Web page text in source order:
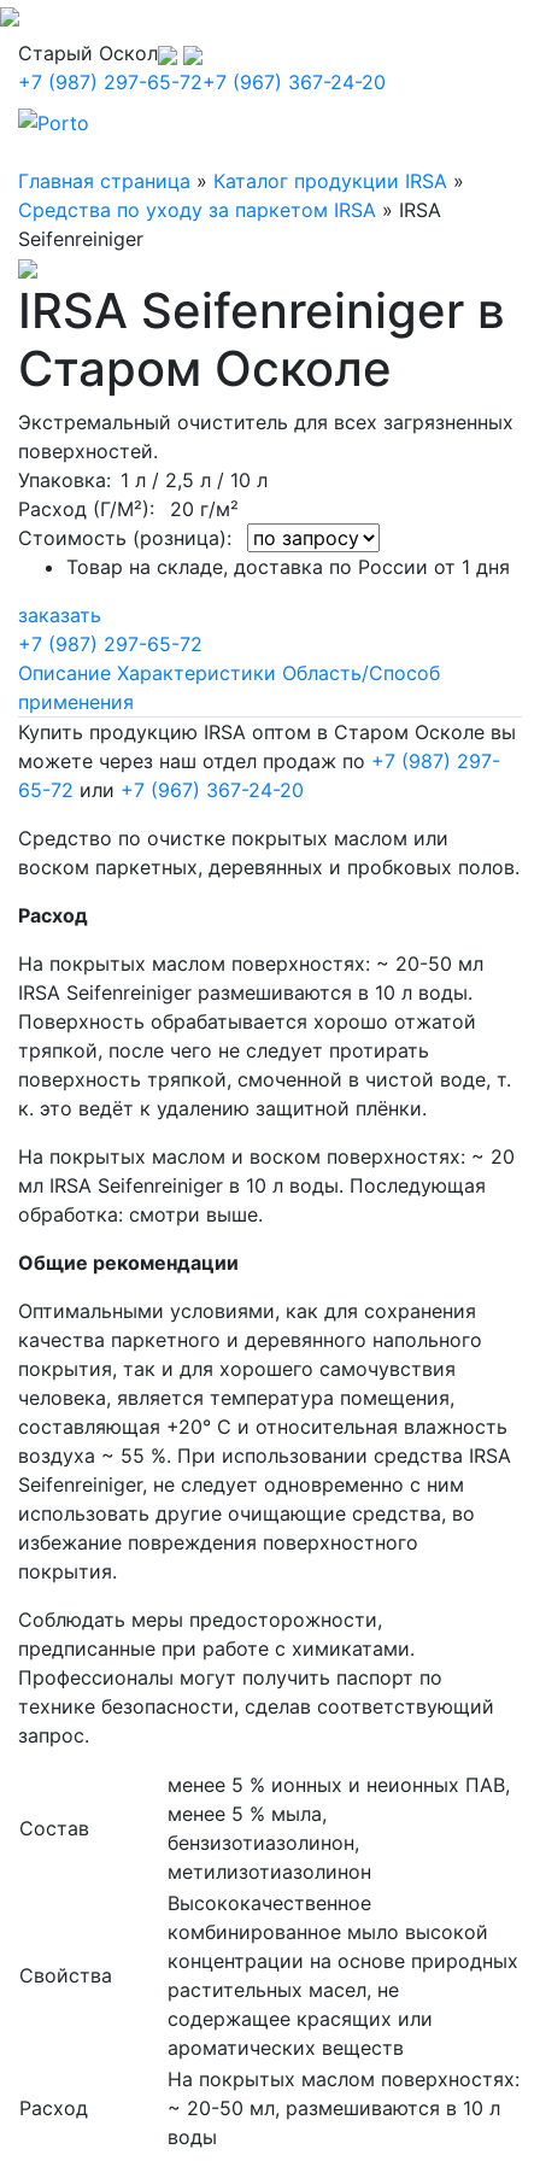
Старый Оскол
+7 (987) 297-65-72+7 (967) 367-24-20
Главная страница » Каталог продукции IRSA »
Средства по уходу за паркетом IRSA » IRSA
Seifenreiniger
IRSA Seifenreiniger в
Старом Осколе
Экстремальный очиститель для всех загрязненных
поверхностей.
Упаковка: 1 л / 2,5 л / 10 л
Расход (Г/М²): 20 г/м²
Стоимость (розница):
Товар на складе, доставка по России от 1 дня
заказать
+7 (987) 297-65-72
Описание Характеристики Область/Способ
применения
Купить продукцию IRSA оптом в Старом Осколе вы
можете через наш отдел продаж по +7 (987) 297-
65-72 или +7 (967) 367-24-20
Средство по очистке покрытых маслом или
воском паркетных, деревянных и пробковых полов.
Расход
На покрытых маслом поверхностях: ~ 20-50 мл
IRSA Seifenreiniger размешиваются в 10 л воды.
Поверхность обрабатывается хорошо отжатой
тряпкой, после чего не следует протирать
поверхность тряпкой, смоченной в чистой воде, т.
к. это ведёт к удалению защитной плёнки.
На покрытых маслом и воском поверхностях: ~ 20
мл IRSA Seifenreiniger в 10 л воды. Последующая
обработка: смотри выше.
Общие рекомендации
Оптимальными условиями, как для сохранения
качества паркетного и деревянного напольного
покрытия, так и для хорошего самочувствия
человека, является температура помещения,
составляющая +20° С и относительная влажность
воздуха ~ 55 %. При использовании средства IRSA
Seifenreiniger, не следует одновременно с ним
использовать другие очищающие средства, во
избежание повреждения поверхностного
покрытия.
Соблюдать меры предосторожности,
предписанные при работе с химикатами.
Профессионалы могут получить паспорт по
технике безопасности, сделав соответствующий
запрос.
Состав
менее 5 % ионных и неионных ПАВ,
менее 5 % мыла,
бензизотиазолинон,
метилизотиазолинон
Свойства
Высококачественное
комбинированное мыло высокой
концентрации на основе природных
растительных масел, не
содержащее красящих или
ароматических веществ
Расход
На покрытых маслом поверхностях:
~ 20-50 мл, размешиваются в 10 л
воды